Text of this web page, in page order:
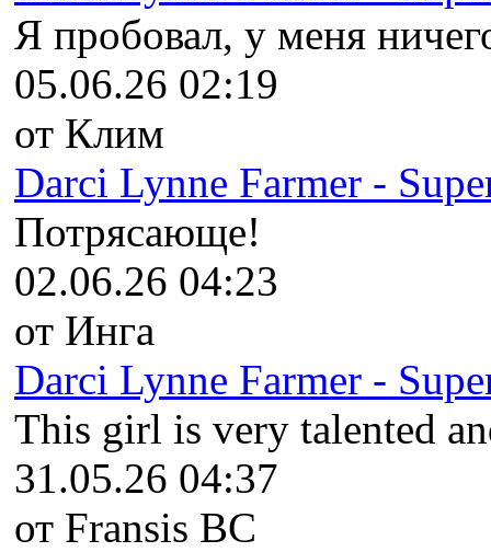
Я пробовал, у меня
05.06.26 02:19
от Клим
Darci Lynne Farmer -
Потрясающе!
02.06.26 04:23
от Инга
Darci Lynne Farmer -
This girl is very talented
31.05.26 04:37
от Fransis BC